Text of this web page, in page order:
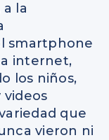
la
smartphone
internet,
los niños,
videos
que
vieron ni